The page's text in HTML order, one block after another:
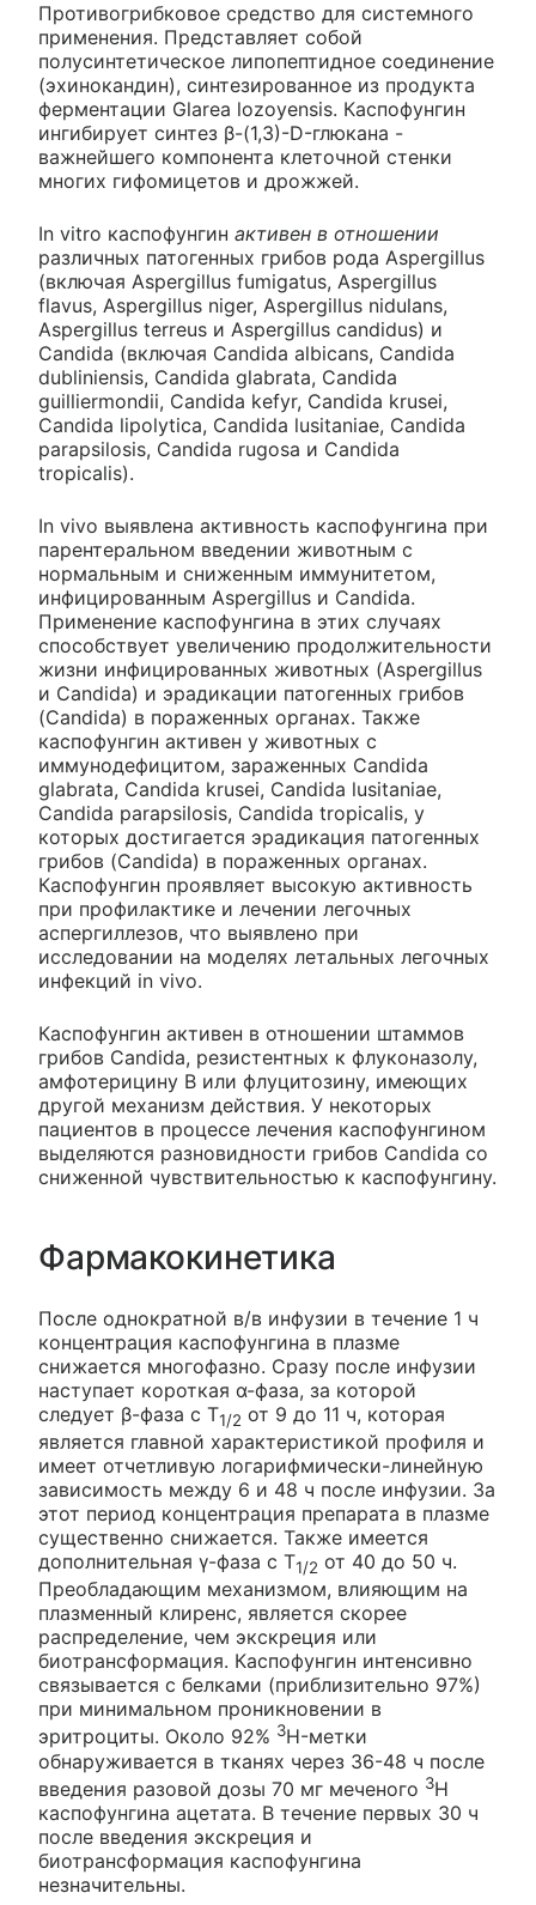
Противогрибковое средство для системного
применения. Представляет собой
полусинтетическое липопептидное соединение
(эхинокандин), синтезированное из продукта
ферментации Glarea lozoyensis. Каспофунгин
ингибирует синтез β-(1,3)-D-глюкана -
важнейшего компонента клеточной стенки
многих гифомицетов и дрожжей.
In vitro каспофунгин активен в отношении
различных патогенных грибов рода Aspergillus
(включая Aspergillus fumigatus, Aspergillus
flavus, Aspergillus niger, Aspergillus nidulans,
Aspergillus terreus и Aspergillus candidus) и
Candida (включая Candida albicans, Candida
dubliniensis, Candida glabrata, Candida
guilliermondii, Candida kefyr, Candida krusei,
Candida lipolytica, Candida lusitaniae, Candida
parapsilosis, Candida rugosa и Candida
tropicalis).
In vivo выявлена активность каспофунгина при
парентеральном введении животным с
нормальным и сниженным иммунитетом,
инфицированным Aspergillus и Candida.
Применение каспофунгина в этих случаях
способствует увеличению продолжительности
жизни инфицированных животных (Aspergillus
и Candida) и эрадикации патогенных грибов
(Candida) в пораженных органах. Также
каспофунгин активен у животных с
иммунодефицитом, зараженных Candida
glabrata, Candida krusei, Candida lusitaniae,
Candida parapsilosis, Candida tropicalis, у
которых достигается эрадикация патогенных
грибов (Candida) в пораженных органах.
Каспофунгин проявляет высокую активность
при профилактике и лечении легочных
аспергиллезов, что выявлено при
исследовании на моделях летальных легочных
инфекций in vivo.
Каспофунгин активен в отношении штаммов
грибов Candida, резистентных к флуконазолу,
амфотерицину В или флуцитозину, имеющих
другой механизм действия. У некоторых
пациентов в процессе лечения каспофунгином
выделяются разновидности грибов Candida со
сниженной чувствительностью к каспофунгину.
Фармакокинетика
После однократной в/в инфузии в течение 1 ч
концентрация каспофунгина в плазме
снижается многофазно. Сразу после инфузии
наступает короткая α-фаза, за которой
следует β-фаза с Т1/2 от 9 до 11 ч, которая
является главной характеристикой профиля и
имеет отчетливую логарифмически-линейную
зависимость между 6 и 48 ч после инфузии. За
этот период концентрация препарата в плазме
существенно снижается. Также имеется
дополнительная γ-фаза с Т1/2 от 40 до 50 ч.
Преобладающим механизмом, влияющим на
плазменный клиренс, является скорее
распределение, чем экскреция или
биотрансформация. Каспофунгин интенсивно
связывается с белками (приблизительно 97%)
при минимальном проникновении в
эритроциты. Около 92% 3H-метки
обнаруживается в тканях через 36-48 ч после
введения разовой дозы 70 мг меченого 3H
каспофунгина ацетата. В течение первых 30 ч
после введения экскреция и
биотрансформация каспофунгина
незначительны.